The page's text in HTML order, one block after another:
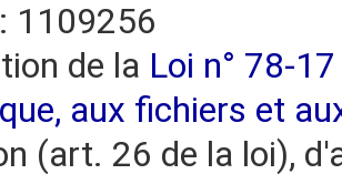
1109256
de la Loi n° 78-
aux fichiers et
(art. 26 de la loi),